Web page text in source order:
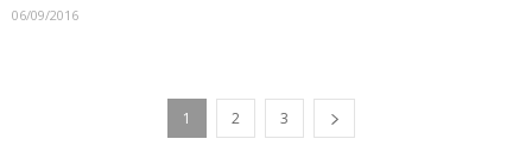
06/09/2016
1 2 3